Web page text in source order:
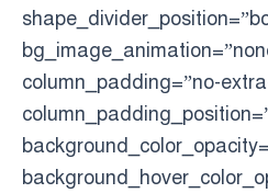
column_padding=”no-